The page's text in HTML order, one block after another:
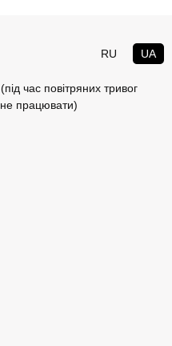
RU UA
час повітряних тривог
не працювати)